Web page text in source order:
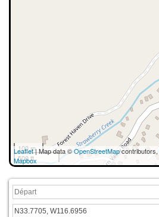
100 m
500 ft
Leaflet| Map data ©OpenStreetMapcontributors,
Mapbox